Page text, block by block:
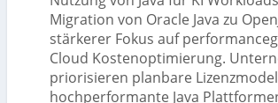
Migration von Oracle Java zu
stärkerer Fokus auf
Cloud Kostenoptimierung.
priorisieren planbare
hochperformante Java